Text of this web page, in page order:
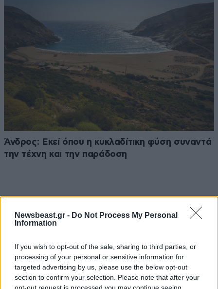
Newsbeast.gr - Do Not Process My Personal
Information
If you wish to opt-out of the sale, sharing to third parties, or
processing of your personal or sensitive information for
targeted advertising by us, please use the below opt-out
section to confirm your selection. Please note that after your
opt-out request is processed you may continue seeing
Άνδρος: Εκεί όπου η κυκλαδίτικη φύση συναντά
την τέχνη και την παράδοση
Ακολουθήστε τοNEWSBEAST στοGoogle News
και μάθετε πρώτοι όλες τις ειδήσεις